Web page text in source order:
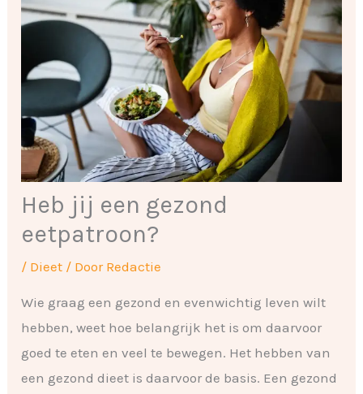
Heb jij een gezond
eetpatroon?
/ Dieet / Door Redactie
Wie graag een gezond en evenwichtig leven wilt
hebben, weet hoe belangrijk het is om daarvoor
goed te eten en veel te bewegen. Het hebben van
een gezond dieet is daarvoor de basis. Een gezond